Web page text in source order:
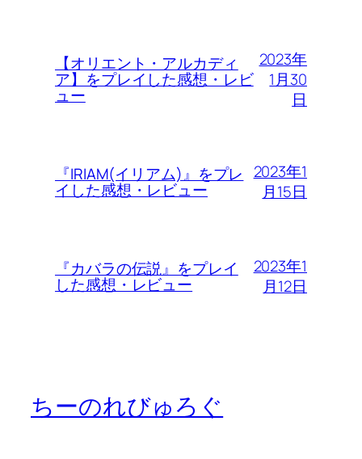
【オリエント・アルカディ
ア】をプレイした感想・レビ
ュー
2023年
1月30
日
『IRIAM(イリアム)』をプレ
イした感想・レビュー
2023年1
月15日
『カバラの伝説』をプレイ
した感想・レビュー
2023年1
月12日
ちーのれびゅろぐ